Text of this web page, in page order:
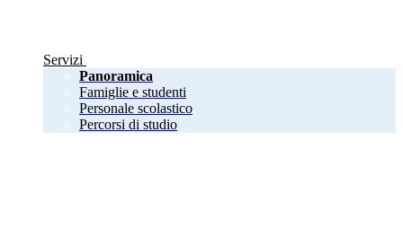
Servizi
Panoramica
Famiglie e studenti
Personale scolastico
Percorsi di studio